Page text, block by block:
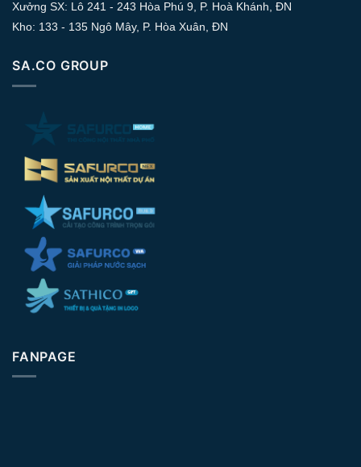
Xưởng SX: Lô 241 - 243 Hòa Phú 9, P. Hoà Khánh, ĐN
Kho: 133 - 135 Ngô Mây, P. Hòa Xuân, ĐN
SA.CO GROUP
FANPAGE